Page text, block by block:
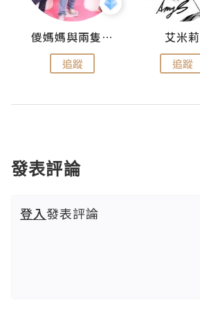
儍媽媽與兩隻小魔怪之家
追蹤
艾米莉
追蹤
發表評論
登入發表評論